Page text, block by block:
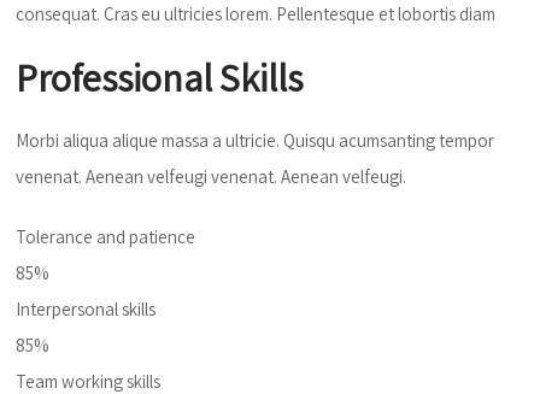
consequat. Cras eu ultricies lorem. Pellentesque et lobortis diam
Professional Skills
Morbi aliqua alique massa a ultricie. Quisqu acumsanting tempor
venenat. Aenean velfeugi venenat. Aenean velfeugi.
Tolerance and patience
85%
Interpersonal skills
85%
Team working skills